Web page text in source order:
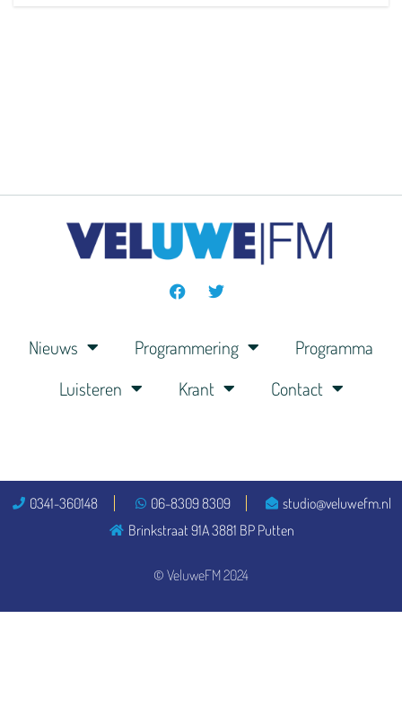
Nieuws Programmering
Programma
Luisteren
Krant Contact
© VeluweFM 2024
0341-360148 06-8309 8309
studio@veluwefm.nl
Brinkstraat 91A 3881 BP Putten